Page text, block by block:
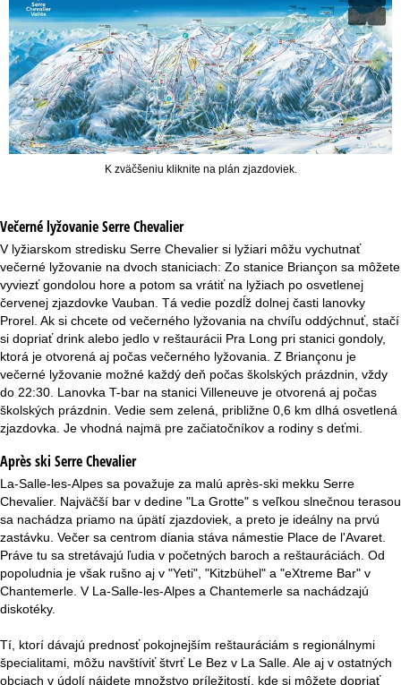
K zväčšeniu kliknite na plán zjazdoviek.
Večerné lyžovanieSerre Chevalier
V lyžiarskom stredisku Serre Chevalier si lyžiari môžu vychutnať
večerné lyžovanie na dvoch staniciach: Zo stanice Briançon sa môžete
vyviezť gondolou hore a potom sa vrátiť na lyžiach po osvetlenej
červenej zjazdovke Vauban. Tá vedie pozdĺž dolnej časti lanovky
Prorel. Ak si chcete od večerného lyžovania na chvíľu oddýchnuť, stačí
si dopriať drink alebo jedlo v reštaurácii Pra Long pri stanici gondoly,
ktorá je otvorená aj počas večerného lyžovania. Z Briançonu je
večerné lyžovanie možné každý deň počas školských prázdnin, vždy
do 22:30. Lanovka T-bar na stanici Villeneuve je otvorená aj počas
školských prázdnin. Vedie sem zelená, približne 0,6 km dlhá osvetlená
zjazdovka. Je vhodná najmä pre začiatočníkov a rodiny s deťmi.
Après ski Serre Chevalier
La-Salle-les-Alpes sa považuje za malú après-ski mekku Serre
Chevalier. Najväčší bar v dedine "La Grotte" s veľkou slnečnou terasou
sa nachádza priamo na úpätí zjazdoviek, a preto je ideálny na prvú
zastávku. Večer sa centrom diania stáva námestie Place de l'Avaret.
Práve tu sa stretávajú ľudia v početných baroch a reštauráciách. Od
popoludnia je však rušno aj v "Yeti", "Kitzbühel" a "eXtreme Bar" v
Chantemerle. V La-Salle-les-Alpes a Chantemerle sa nachádzajú
diskotéky.
Tí, ktorí dávajú prednosť pokojnejším reštauráciám s regionálnymi
špecialitami, môžu navštíviť štvrť Le Bez v La Salle. Ale aj v ostatných
obciach v údolí nájdete množstvo príležitostí, kde si môžete dopriať